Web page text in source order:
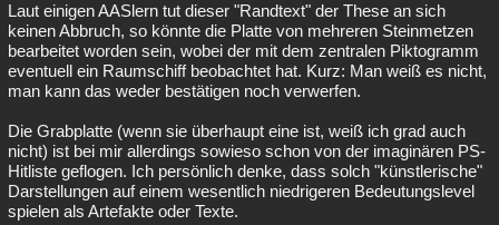
Laut einigen AASlern tut dieser "Randtext" der These an sich
keinen Abbruch, so könnte die Platte von mehreren Steinmetzen
bearbeitet worden sein, wobei der mit dem zentralen Piktogramm
eventuell ein Raumschiff beobachtet hat. Kurz: Man weiß es nicht,
man kann das weder bestätigen noch verwerfen.
Die Grabplatte (wenn sie überhaupt eine ist, weiß ich grad auch
nicht) ist bei mir allerdings sowieso schon von der imaginären PS-
Hitliste geflogen. Ich persönlich denke, dass solch "künstlerische"
Darstellungen auf einem wesentlich niedrigeren Bedeutungslevel
spielen als Artefakte oder Texte.